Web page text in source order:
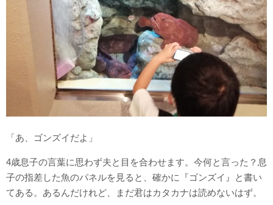
「あ、ゴンズイだよ」
4歳息子の言葉に思わず夫と目を合わせます。今何と言った？息
子の指差した魚のパネルを見ると、確かに『ゴンズイ』と書い
てある。あるんだけれど、まだ君はカタカナは読めないはず。